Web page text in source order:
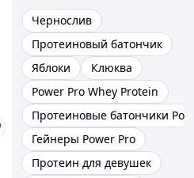
Чернослив
Протеиновый батончик
Яблоки
Клюква
Power Pro Whey Protein
Протеиновые батончики
Гейнеры Power Pro
Протеин для девушек